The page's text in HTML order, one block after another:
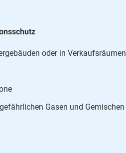
oder in Verkaufsräumen
Gasen und Gemischen